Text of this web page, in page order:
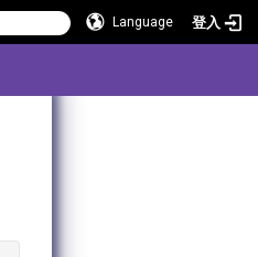
Language 登入